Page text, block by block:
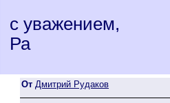
с уважением,
Ра
От Дмитрий Рудаков